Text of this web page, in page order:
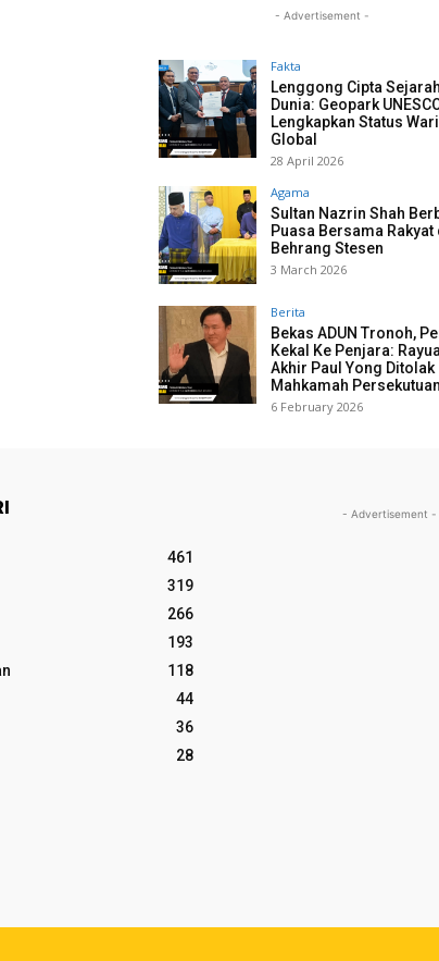
- Advertisement -
Fakta
Lenggong Cipta Sejarah
Dunia: Geopark
Lengkapkan Status
Global
28 April 2026
Agama
Sultan Nazrin Shah
Puasa Bersama Rakyat
Behrang Stesen
3 March 2026
Berita
Bekas ADUN Tronoh,
Kekal Ke Penjara:
Akhir Paul Yong Ditolak
Mahkamah Persekutuan
6 February 2026
461
319
266
193
118
44
36
28
- Advertisement -